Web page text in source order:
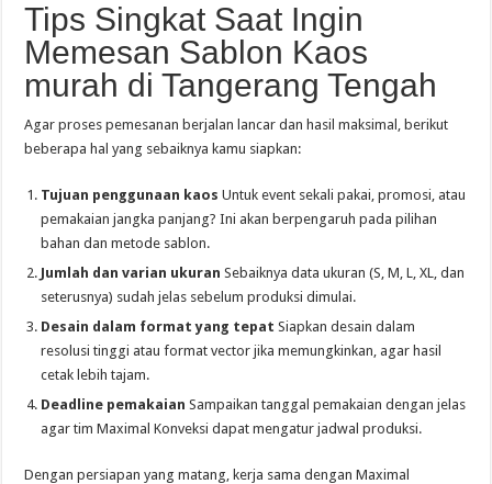
Tips Singkat Saat Ingin
Memesan Sablon Kaos
murah di Tangerang Tengah
Agar proses pemesanan berjalan lancar dan hasil maksimal, berikut
beberapa hal yang sebaiknya kamu siapkan:
Tujuan penggunaan kaos Untuk event sekali pakai, promosi, atau
pemakaian jangka panjang? Ini akan berpengaruh pada pilihan
bahan dan metode sablon.
Jumlah dan varian ukuran Sebaiknya data ukuran (S, M, L, XL, dan
seterusnya) sudah jelas sebelum produksi dimulai.
Desain dalam format yang tepat Siapkan desain dalam
resolusi tinggi atau format vector jika memungkinkan, agar hasil
cetak lebih tajam.
Deadline pemakaian Sampaikan tanggal pemakaian dengan jelas
agar tim Maximal Konveksi dapat mengatur jadwal produksi.
Dengan persiapan yang matang, kerja sama dengan Maximal